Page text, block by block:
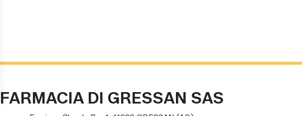
FARMACIA DI GRESSAN SAS